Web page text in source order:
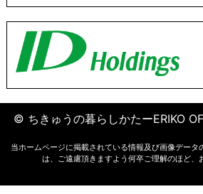
© ちきゅうの暮らしかたーERIKO
当ホームページに掲載されている情報及び画像データ
は、ご遠慮頂きますよう何卒ご理解のほど、